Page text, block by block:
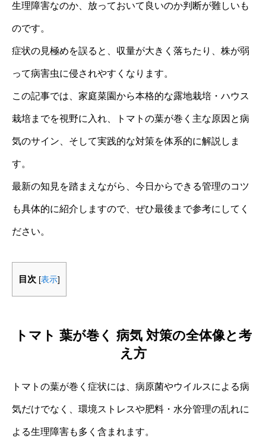
生理障害なのか、放っておいて良いのか判断が難しいも
のです。
症状の見極めを誤ると、収量が大きく落ちたり、株が弱
って病害虫に侵されやすくなります。
この記事では、家庭菜園から本格的な露地栽培・ハウス
栽培までを視野に入れ、トマトの葉が巻く主な原因と病
気のサイン、そして実践的な対策を体系的に解説しま
す。
最新の知見を踏まえながら、今日からできる管理のコツ
も具体的に紹介しますので、ぜひ最後まで参考にしてく
ださい。
目次 [表示]
トマト 葉が巻く 病気 対策の全体像と考
え方
トマトの葉が巻く症状には、病原菌やウイルスによる病
気だけでなく、環境ストレスや肥料・水分管理の乱れに
よる生理障害も多く含まれます。